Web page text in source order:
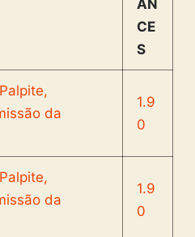
AN
CE
S
1.9
0
1.9
0